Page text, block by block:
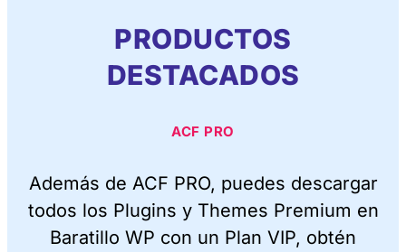
PRODUCTOS
DESTACADOS
ACF PRO
Además de ACF PRO, puedes descargar
todos los Plugins y Themes Premium en
Baratillo WP con un Plan VIP, obtén